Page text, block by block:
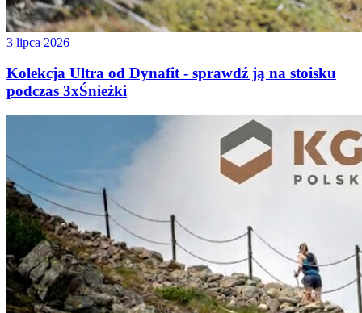
3 lipca 2026
Kolekcja Ultra od Dynafit - sprawdź ją na stoisku
podczas 3xŚnieżki